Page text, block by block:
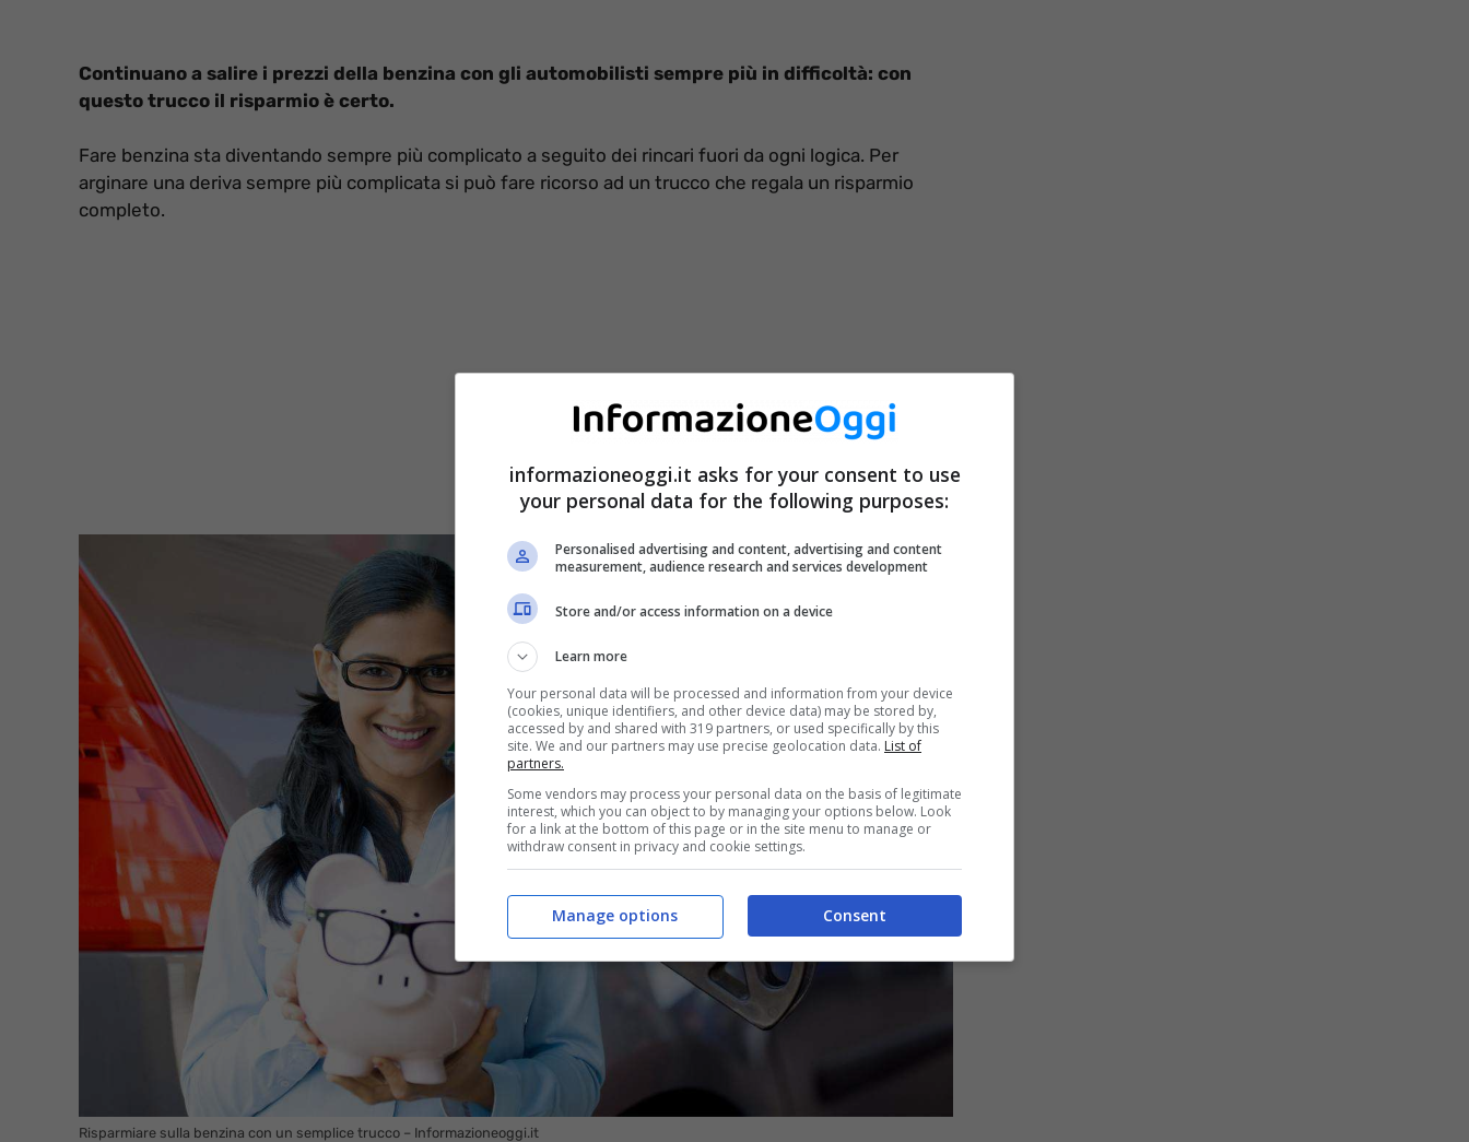
Continuano a salire i prezzi della benzina con gli automobilisti sempre più in difficoltà: con
questo trucco il risparmio è certo.
Fare benzina sta diventando sempre più complicato a seguito dei rincari fuori da ogni logica. Per
arginare una deriva sempre più complicata si può fare ricorso ad un trucco che regala un risparmio
completo.
Risparmiare sulla benzina con un semplice trucco – Informazioneoggi.it
informazioneoggi.it asks for your consent to use
your personal data for the following purposes:
Personalised advertising and content, advertising and content
measurement, audience research and services development
Store and/or access information on a device
Learn more
Your personal data will be processed and information from your device
(cookies, unique identifiers, and other device data) may be stored by,
accessed by and shared with 319 partners, or used specifically by this
site. We and our partners may use precise geolocation data. List of
partners.
Some vendors may process your personal data on the basis of legitimate
interest, which you can object to by managing your options below. Look
for a link at the bottom of this page or in the site menu to manage or
withdraw consent in privacy and cookie settings.
Consent
Manage options